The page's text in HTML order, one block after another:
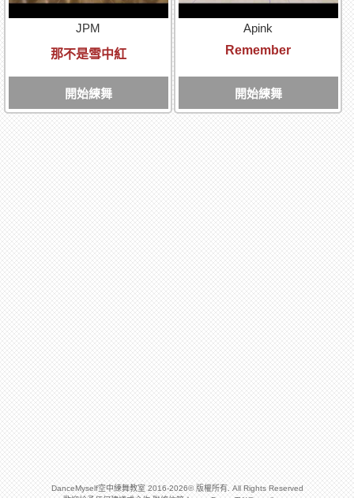
JPM
那不是雪中紅
開始練舞
Apink
Remember
開始練舞
DanceMyself空中練舞教室 2016-2026© 版權所有. All Rights Reserved